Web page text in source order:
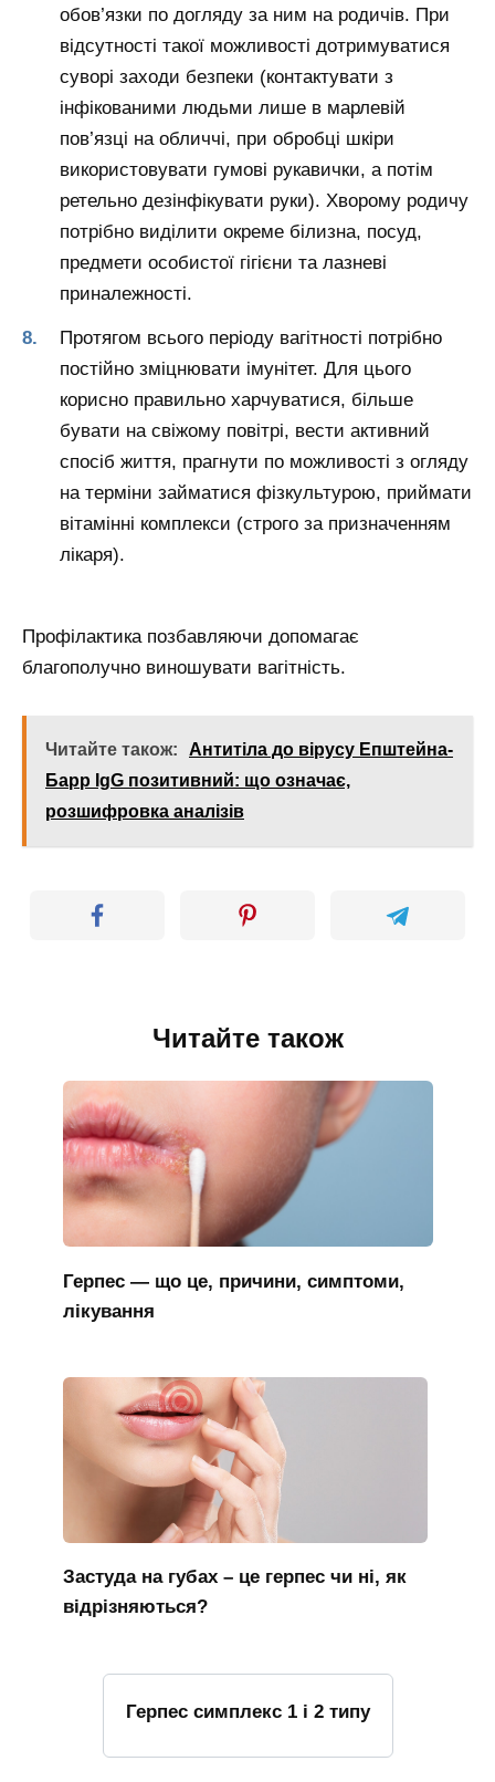
обов’язки по догляду за ним на родичів. При
відсутності такої можливості дотримуватися
суворі заходи безпеки (контактувати з
інфікованими людьми лише в марлевій
пов’язці на обличчі, при обробці шкіри
використовувати гумові рукавички, а потім
ретельно дезінфікувати руки). Хворому родичу
потрібно виділити окреме білизна, посуд,
предмети особистої гігієни та лазневі
приналежності.
Протягом всього періоду вагітності потрібно
постійно зміцнювати імунітет. Для цього
корисно правильно харчуватися, більше
бувати на свіжому повітрі, вести активний
спосіб життя, прагнути по можливості з огляду
на терміни займатися фізкультурою, приймати
вітамінні комплекси (строго за призначенням
лікаря).
Профілактика позбавляючи допомагає
благополучно виношувати вагітність.
Читайте також:
Антитіла до вірусу Епштейна-
Барр IgG позитивний: що означає,
розшифровка аналізів
Читайте також
Герпес — що це, причини, симптоми,
лікування
Застуда на губах – це герпес чи ні, як
відрізняються?
Герпес симплекс 1 і 2 типу